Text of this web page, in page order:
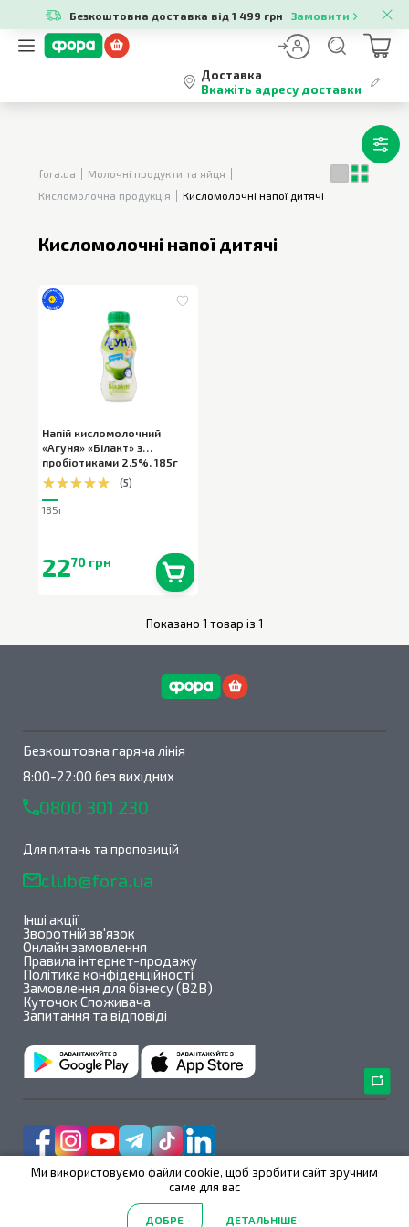
Безкоштовна доставка від 1 499 грн Замовити
Доставка
Вкажіть адресу доставки
fora.ua
Молочні продукти та яйця
Кисломолочна продукція
Кисломолочні напої дитячі
Кисломолочні напої дитячі
Напій кисломолочний
«Агуня» «Білакт» з
пробіотиками 2,5%, 185г
(5)
185г
2270 грн
Показано 1 товар із 1
Безкоштовна гаряча лінія
8:00-22:00 без вихідних
0800 301 230
Для питань та пропозицій
club@fora.ua
Інші акції
Зворотній зв'язок
Онлайн замовлення
Правила інтернет-продажу
Політика конфіденційності
Замовлення для бізнесу (B2B)
Куточок Споживача
Запитання та відповіді
Fora@All rights reserved 2026
Ми використовуємо файли cookie, щоб зробити сайт зручним
саме для вас
ДОБРЕ ДЕТАЛЬНІШЕ